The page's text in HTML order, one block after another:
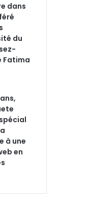
dans
du
Fatima
à une
en